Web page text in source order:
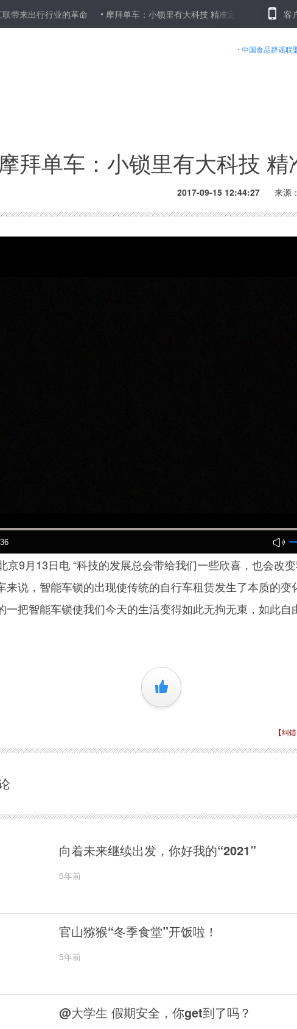
行行业的革命 摩拜单车：小锁里有大科技 精准定位让共享成为可能 客
中国食品辟谣联
摩拜单车：小锁里有大科技
2017-09-15 12:44:27 来源：
9月13日电 “科技的发展总会带给我们一些欣喜，也会改变
来说，智能车锁的出现使传统的自行车租赁发生了本质的变
一把智能车锁使我们今天的生活变得如此无拘无束，如此自
+1
【纠错
向着未来继续出发，你好我的“2021”
5年前
官山猕猴“冬季食堂”开饭啦！
5年前
@大学生 假期安全，你get到了吗？